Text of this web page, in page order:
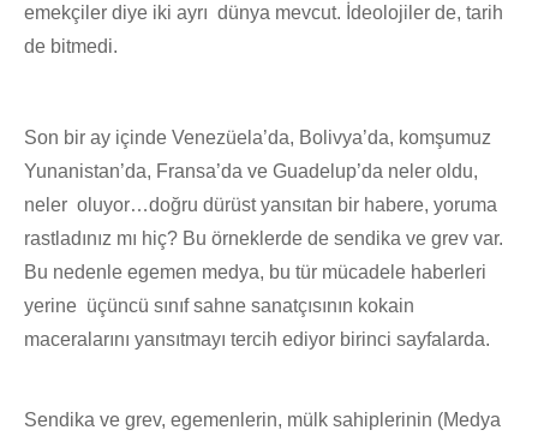
emekçiler diye iki ayrı dünya mevcut. İdeolojiler de, tarih
de bitmedi.
Son bir ay içinde Venezüela’da, Bolivya’da, komşumuz
Yunanistan’da, Fransa’da ve Guadelup’da neler oldu,
neler oluyor…doğru dürüst yansıtan bir habere, yoruma
rastladınız mı hiç? Bu örneklerde de sendika ve grev var.
Bu nedenle egemen medya, bu tür mücadele haberleri
yerine üçüncü sınıf sahne sanatçısının kokain
maceralarını yansıtmayı tercih ediyor birinci sayfalarda.
Sendika ve grev, egemenlerin, mülk sahiplerinin (Medya